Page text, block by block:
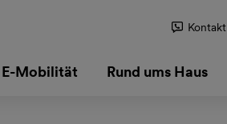
Kontakt
E-Mobilität Rund ums Haus